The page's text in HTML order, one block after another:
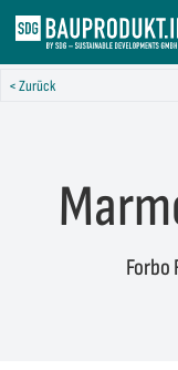
< Zurück
Forbo